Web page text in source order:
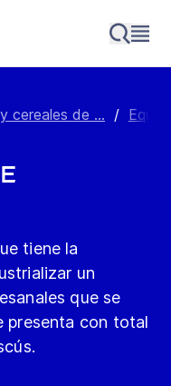
cereales de ... /
tiene la
un
que se
presenta con total